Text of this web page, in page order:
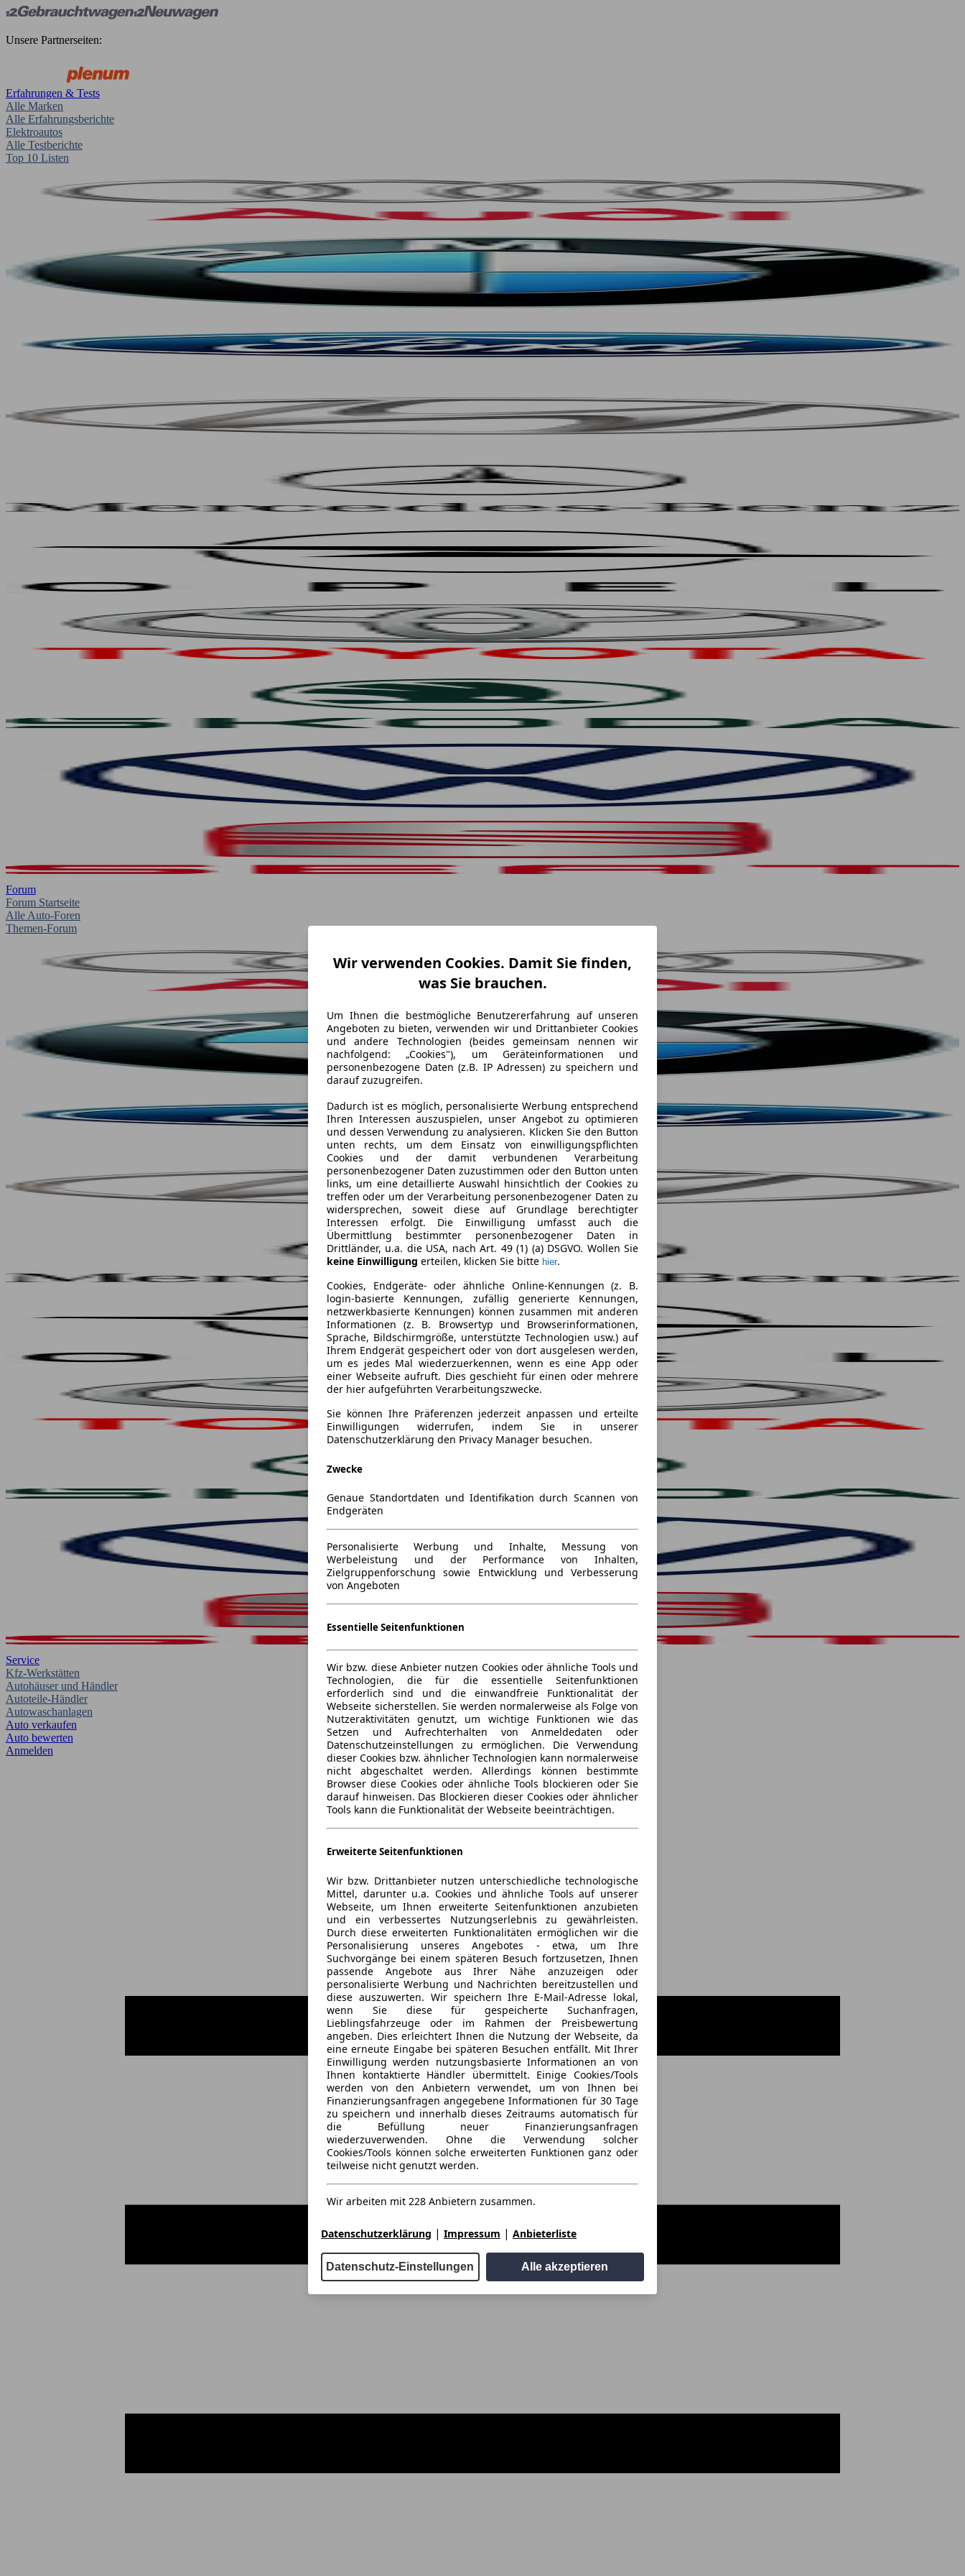
Unsere Partnerseiten:
Erfahrungen & Tests
Alle Marken
Alle Erfahrungsberichte
Elektroautos
Alle Testberichte
Top 10 Listen
Forum
Forum Startseite
Alle Auto-Foren
Themen-Forum
Service
Kfz-Werkstätten
Autohäuser und Händler
Autoteile-Händler
Autowaschanlagen
Auto verkaufen
Auto bewerten
Anmelden
Wir verwenden Cookies. Damit Sie finden,
was Sie brauchen.
Um Ihnen die bestmögliche Benutzererfahrung auf unseren
Angeboten zu bieten, verwenden wir und Drittanbieter Cookies
und andere Technologien (beides gemeinsam nennen wir
nachfolgend: „Cookies"), um Geräteinformationen und
personenbezogene Daten (z.B. IP Adressen) zu speichern und
darauf zuzugreifen.
Dadurch ist es möglich, personalisierte Werbung entsprechend
Ihren Interessen auszuspielen, unser Angebot zu optimieren
und dessen Verwendung zu analysieren. Klicken Sie den Button
unten rechts, um dem Einsatz von einwilligungspflichten
Cookies und der damit verbundenen Verarbeitung
personenbezogener Daten zuzustimmen oder den Button unten
links, um eine detaillierte Auswahl hinsichtlich der Cookies zu
treffen oder um der Verarbeitung personenbezogener Daten zu
widersprechen, soweit diese auf Grundlage berechtigter
Interessen erfolgt. Die Einwilligung umfasst auch die
Übermittlung bestimmter personenbezogener Daten in
Drittländer, u.a. die USA, nach Art. 49 (1) (a) DSGVO. Wollen Sie
keine Einwilligung erteilen, klicken Sie bitte hier.
Cookies, Endgeräte- oder ähnliche Online-Kennungen (z. B.
login-basierte Kennungen, zufällig generierte Kennungen,
netzwerkbasierte Kennungen) können zusammen mit anderen
Informationen (z. B. Browsertyp und Browserinformationen,
Sprache, Bildschirmgröße, unterstützte Technologien usw.) auf
Ihrem Endgerät gespeichert oder von dort ausgelesen werden,
um es jedes Mal wiederzuerkennen, wenn es eine App oder
einer Webseite aufruft. Dies geschieht für einen oder mehrere
der hier aufgeführten Verarbeitungszwecke.
Sie können Ihre Präferenzen jederzeit anpassen und erteilte
Einwilligungen widerrufen, indem Sie in unserer
Datenschutzerklärung den Privacy Manager besuchen.
Zwecke
Genaue Standortdaten und Identifikation durch Scannen von
Endgeräten
Personalisierte Werbung und Inhalte, Messung von
Werbeleistung und der Performance von Inhalten,
Zielgruppenforschung sowie Entwicklung und Verbesserung
von Angeboten
Essentielle Seitenfunktionen
Wir bzw. diese Anbieter nutzen Cookies oder ähnliche Tools und
Technologien, die für die essentielle Seitenfunktionen
erforderlich sind und die einwandfreie Funktionalität der
Webseite sicherstellen. Sie werden normalerweise als Folge von
Nutzeraktivitäten genutzt, um wichtige Funktionen wie das
Setzen und Aufrechterhalten von Anmeldedaten oder
Datenschutzeinstellungen zu ermöglichen. Die Verwendung
dieser Cookies bzw. ähnlicher Technologien kann normalerweise
nicht abgeschaltet werden. Allerdings können bestimmte
Browser diese Cookies oder ähnliche Tools blockieren oder Sie
darauf hinweisen. Das Blockieren dieser Cookies oder ähnlicher
Tools kann die Funktionalität der Webseite beeinträchtigen.
Erweiterte Seitenfunktionen
Wir bzw. Drittanbieter nutzen unterschiedliche technologische
Mittel, darunter u.a. Cookies und ähnliche Tools auf unserer
Webseite, um Ihnen erweiterte Seitenfunktionen anzubieten
und ein verbessertes Nutzungserlebnis zu gewährleisten.
Durch diese erweiterten Funktionalitäten ermöglichen wir die
Personalisierung unseres Angebotes - etwa, um Ihre
Suchvorgänge bei einem späteren Besuch fortzusetzen, Ihnen
passende Angebote aus Ihrer Nähe anzuzeigen oder
personalisierte Werbung und Nachrichten bereitzustellen und
diese auszuwerten. Wir speichern Ihre E-Mail-Adresse lokal,
wenn Sie diese für gespeicherte Suchanfragen,
Lieblingsfahrzeuge oder im Rahmen der Preisbewertung
angeben. Dies erleichtert Ihnen die Nutzung der Webseite, da
eine erneute Eingabe bei späteren Besuchen entfällt. Mit Ihrer
Einwilligung werden nutzungsbasierte Informationen an von
Ihnen kontaktierte Händler übermittelt. Einige Cookies/Tools
werden von den Anbietern verwendet, um von Ihnen bei
Finanzierungsanfragen angegebene Informationen für 30 Tage
zu speichern und innerhalb dieses Zeitraums automatisch für
die Befüllung neuer Finanzierungsanfragen
wiederzuverwenden. Ohne die Verwendung solcher
Cookies/Tools können solche erweiterten Funktionen ganz oder
teilweise nicht genutzt werden.
Wir arbeiten mit 228 Anbietern zusammen.
Datenschutzerklärung | Impressum | Anbieterliste
Datenschutz-Einstellungen Alle akzeptieren